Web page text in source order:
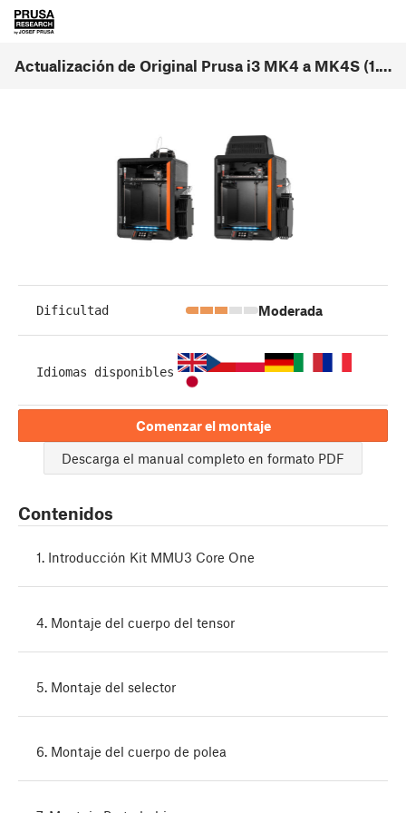
Actualización de Original Prusa i3 MK4 a MK4S (1.0)
Dificultad Moderada
Idiomas disponibles
Comenzar el montaje
Descarga el manual completo en formato PDF
Contenidos
1. Introducción Kit MMU3 Core One
4. Montaje del cuerpo del tensor
5. Montaje del selector
6. Montaje del cuerpo de polea